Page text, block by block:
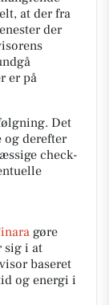
at der fra
der
er på
Det
og derefter
check-
gøre
sig i at
baseret
og energi i